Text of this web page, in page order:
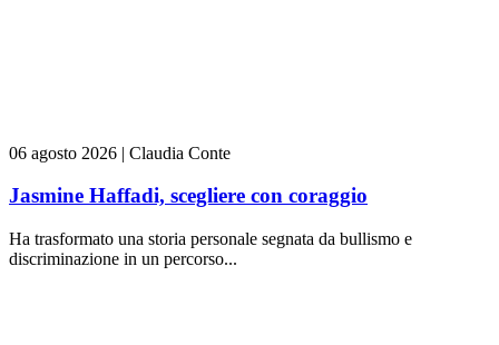
06 agosto 2026 | Claudia Conte
Jasmine Haffadi, scegliere con coraggio
Ha trasformato una storia personale segnata da bullismo e
discriminazione in un percorso...